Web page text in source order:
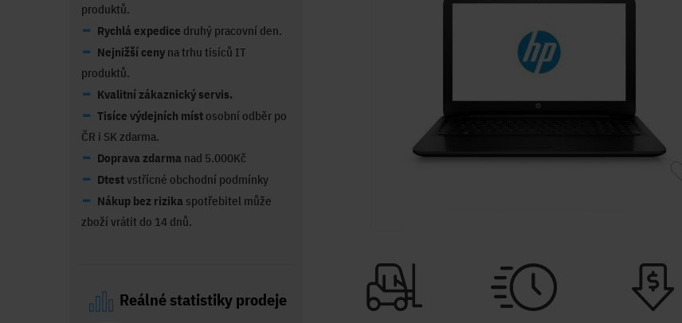
produktů.
Rychlá expedice druhý pracovní den.
Nejnižší ceny na trhu tisíců IT
produktů.
Kvalitní zákaznický servis.
Tisíce výdejních míst osobní odběr po
ČR i SK zdarma.
Doprava zdarma nad 5.000Kč
Dtestvstřícné obchodní podmínky
Nákup bez rizika spotřebitel může
zboží vrátit do 14 dnů.
Reálné statistiky prodeje